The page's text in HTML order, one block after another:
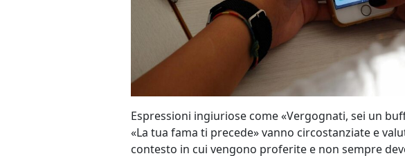
Espressioni ingiuriose come «Vergognati, sei un
«La tua fama ti precede» vanno circostanziate e
contesto in cui vengono proferite e non sempre